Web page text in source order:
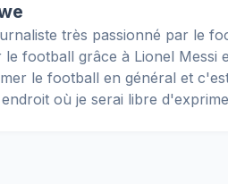
très passionné par le
le football grâce à Lionel Messi
le football en général et
où je serai libre